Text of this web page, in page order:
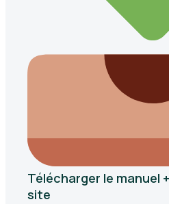
Télécharger le manuel
site